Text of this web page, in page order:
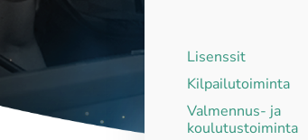
Lisenssit
Kilpailutoiminta
Valmennus- ja
koulutustoiminta